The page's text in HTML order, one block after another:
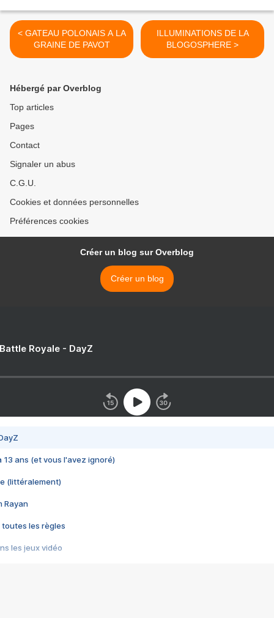
< GATEAU POLONAIS A LA
GRAINE DE PAVOT
ILLUMINATIONS DE LA
BLOGOSPHERE >
Hébergé par Overblog
Top articles
Pages
Contact
Signaler un abus
C.G.U.
Cookies et données personnelles
Préférences cookies
Créer un blog sur Overblog
Créer un blog
Royale - DayZ
13 ans (et vous l'avez ignoré)
(littéralement)
Rayan
toutes les règles
les jeux vidéo